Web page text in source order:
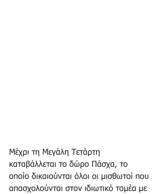
Μέχρι τη Μεγάλη Τετάρτη
καταβάλλεται το δώρο Πάσχα, το
οποίο δικαιούνται όλοι οι μισθωτοί που
απασχολούνται στον ιδιωτικό τομέα με